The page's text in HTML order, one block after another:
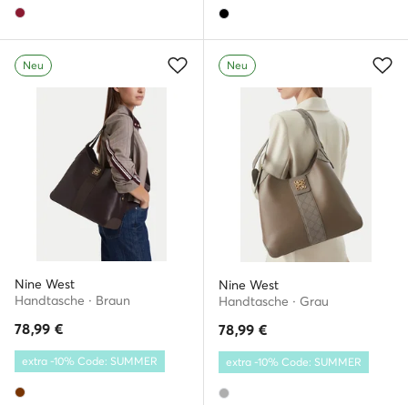
Neu
Nine West
Handtasche · Braun
78,99 €
extra -10% Code: SUMMER
Neu
Nine West
Handtasche · Grau
78,99 €
extra -10% Code: SUMMER